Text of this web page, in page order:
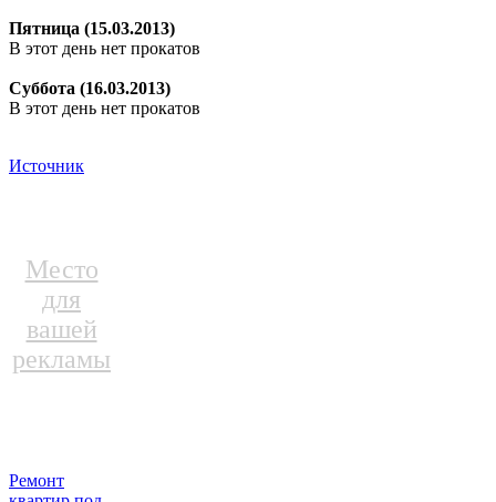
Пятница (15.03.2013)
В этот день нет прокатов
Суббота (16.03.2013)
В этот день нет прокатов
Источник
Место
для
вашей
рекламы
Ремонт